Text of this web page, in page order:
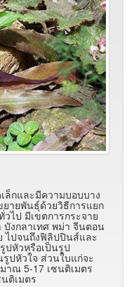
กและมีความบอบบาง
ายพันธุ์ด้วยวิธีการแยก
ไป มีเขตการกระจาย
บังกลาเทศ พม่า จีนตอน
ไปจนถึงฟิลิปปินส์และ
หัวหรือเป็นรูป
ปหัวใจ ส่วนใบแก่จะ
าณ 5-17 เซนติเมตร
ติเมตร